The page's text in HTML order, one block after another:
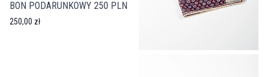
BON PODARUNKOWY 250 PLN
250,00 zł